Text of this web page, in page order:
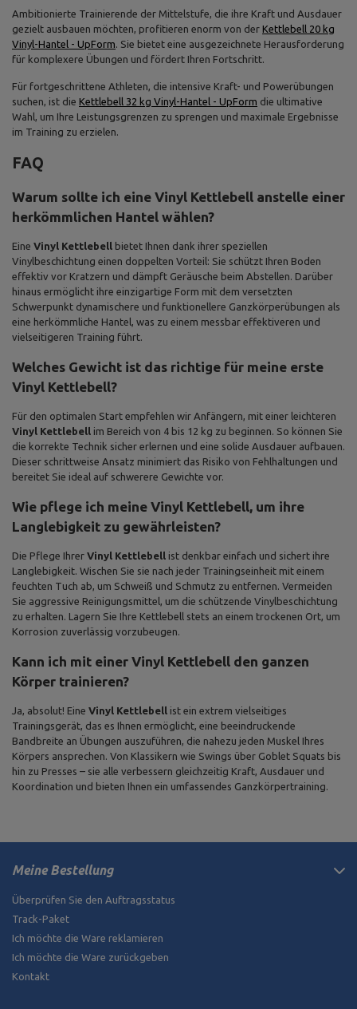
Ambitionierte Trainierende der Mittelstufe, die ihre Kraft und Ausdauer
gezielt ausbauen möchten, profitieren enorm von der Kettlebell 20 kg
Vinyl-Hantel - UpForm. Sie bietet eine ausgezeichnete Herausforderung
für komplexere Übungen und fördert Ihren Fortschritt.
Für fortgeschrittene Athleten, die intensive Kraft- und Powerübungen
suchen, ist die Kettlebell 32 kg Vinyl-Hantel - UpForm die ultimative
Wahl, um Ihre Leistungsgrenzen zu sprengen und maximale Ergebnisse
im Training zu erzielen.
FAQ
Warum sollte ich eine Vinyl Kettlebell anstelle einer
herkömmlichen Hantel wählen?
Eine Vinyl Kettlebell bietet Ihnen dank ihrer speziellen
Vinylbeschichtung einen doppelten Vorteil: Sie schützt Ihren Boden
effektiv vor Kratzern und dämpft Geräusche beim Abstellen. Darüber
hinaus ermöglicht ihre einzigartige Form mit dem versetzten
Schwerpunkt dynamischere und funktionellere Ganzkörperübungen als
eine herkömmliche Hantel, was zu einem messbar effektiveren und
vielseitigeren Training führt.
Welches Gewicht ist das richtige für meine erste
Vinyl Kettlebell?
Für den optimalen Start empfehlen wir Anfängern, mit einer leichteren
Vinyl Kettlebell im Bereich von 4 bis 12 kg zu beginnen. So können Sie
die korrekte Technik sicher erlernen und eine solide Ausdauer aufbauen.
Dieser schrittweise Ansatz minimiert das Risiko von Fehlhaltungen und
bereitet Sie ideal auf schwerere Gewichte vor.
Wie pflege ich meine Vinyl Kettlebell, um ihre
Langlebigkeit zu gewährleisten?
Die Pflege Ihrer Vinyl Kettlebell ist denkbar einfach und sichert ihre
Langlebigkeit. Wischen Sie sie nach jeder Trainingseinheit mit einem
feuchten Tuch ab, um Schweiß und Schmutz zu entfernen. Vermeiden
Sie aggressive Reinigungsmittel, um die schützende Vinylbeschichtung
zu erhalten. Lagern Sie Ihre Kettlebell stets an einem trockenen Ort, um
Korrosion zuverlässig vorzubeugen.
Kann ich mit einer Vinyl Kettlebell den ganzen
Körper trainieren?
Ja, absolut! Eine Vinyl Kettlebell ist ein extrem vielseitiges
Trainingsgerät, das es Ihnen ermöglicht, eine beeindruckende
Bandbreite an Übungen auszuführen, die nahezu jeden Muskel Ihres
Körpers ansprechen. Von Klassikern wie Swings über Goblet Squats bis
hin zu Presses – sie alle verbessern gleichzeitig Kraft, Ausdauer und
Koordination und bieten Ihnen ein umfassendes Ganzkörpertraining.
Meine Bestellung
Überprüfen Sie den Auftragsstatus
Track-Paket
Ich möchte die Ware reklamieren
Ich möchte die Ware zurückgeben
Kontakt